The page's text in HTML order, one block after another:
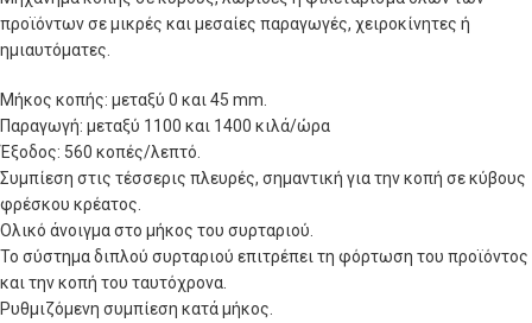
προϊόντων σε μικρές και μεσαίες παραγωγές, χειροκίνητες ή
ημιαυτόματες.
Μήκος κοπής: μεταξύ 0 και 45 mm.
Παραγωγή: μεταξύ 1100 και 1400 κιλά/ώρα
Έξοδος: 560 κοπές/λεπτό.
Συμπίεση στις τέσσερις πλευρές, σημαντική για την κοπή σε κύβους
φρέσκου κρέατος.
Ολικό άνοιγμα στο μήκος του συρταριού.
Το σύστημα διπλού συρταριού επιτρέπει τη φόρτωση του προϊόντος
και την κοπή του ταυτόχρονα.
Ρυθμιζόμενη συμπίεση κατά μήκος.